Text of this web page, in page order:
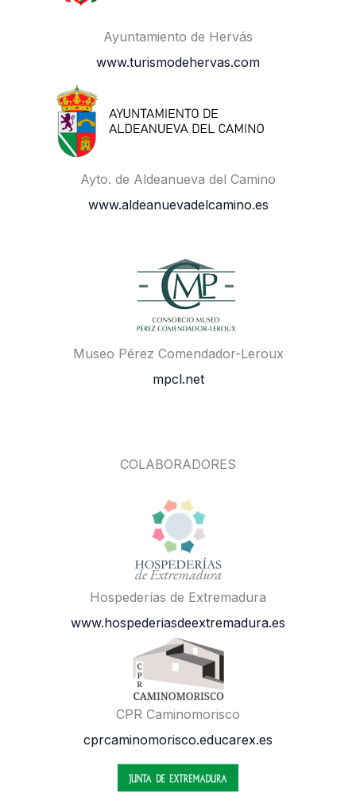
Ayuntamiento de Hervás
www.turismodehervas.com
Ayto. de Aldeanueva del Camino
www.aldeanuevadelcamino.es
Museo Pérez Comendador-Leroux
mpcl.net
COLABORADORES
Hospederías de Extremadura
www.hospederiasdeextremadura.es
CPR Caminomorisco
cprcaminomorisco.educarex.es